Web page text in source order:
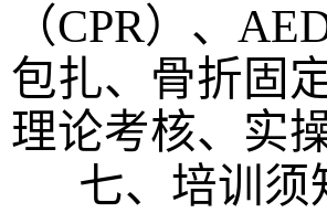
（CPR）、
包扎、骨折固
理论考核、实
七、培训须